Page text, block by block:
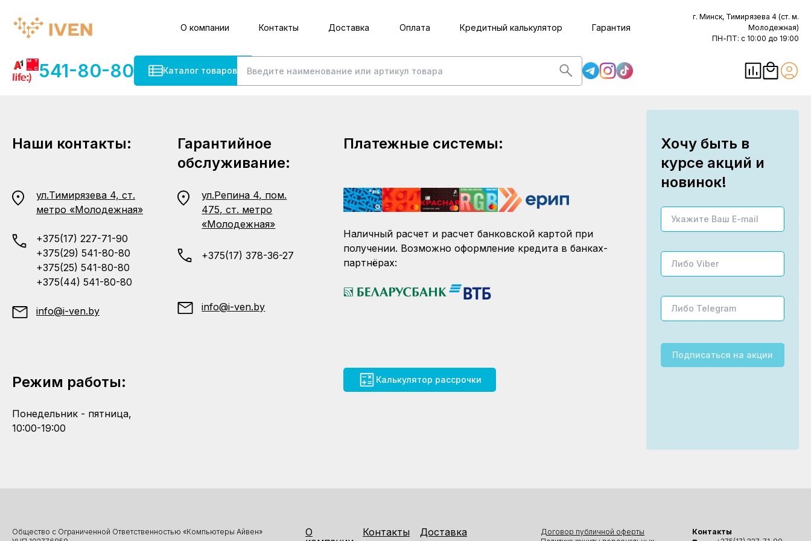
О компании Контакты Доставка Оплата Кредитный калькулятор Гарантия
г. Минск, Тимирязева 4 (ст. м.
Молодежная)
ПН-ПТ: с 10:00 до 19:00
541-80-80 Каталог товаров
Наши контакты:
ул.Тимирязева 4, ст.
метро «Молодежная»
+375(17) 227-71-90
+375(29) 541-80-80
+375(25) 541-80-80
+375(44) 541-80-80
info@i-ven.by
Гарантийное
обслуживание:
ул.Репина 4, пом.
475, ст. метро
«Молодежная»
+375(17) 378-36-27
info@i-ven.by
Платежные системы:
Наличный расчет и расчет банковской картой при
получении. Возможно оформление кредита в банках-
партнёрах:
Режим работы:
Понедельник - пятница,
10:00-19:00
Калькулятор рассрочки
Хочу быть в
курсе акций и
новинок!
Подписаться на акции
Общество с Ограниченной Ответственностью «Компьютеры Айвен»
О
Контакты Доставка
Договор публичной оферты
Контакты